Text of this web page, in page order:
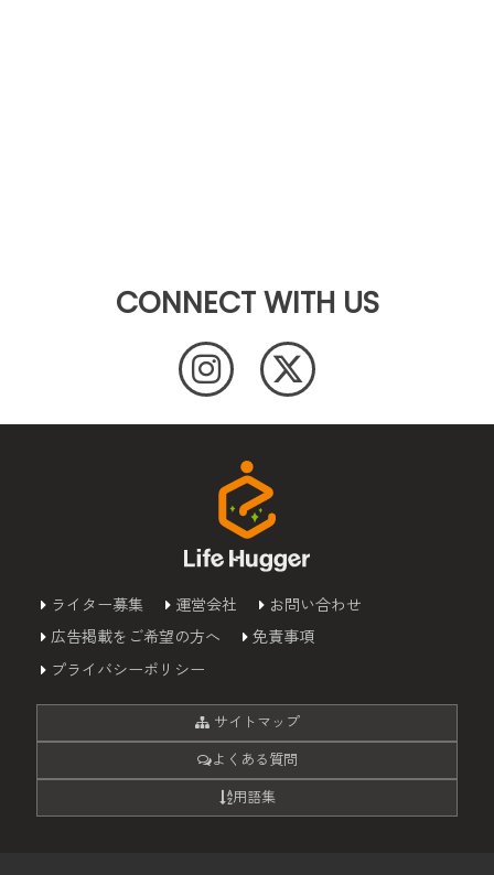
CONNECT WITH US
ライター募集 運営会社
お問い合わせ
広告掲載をご希望の方へ
免責事項
プライバシーポリシー
サイトマップ
よくある質問
用語集